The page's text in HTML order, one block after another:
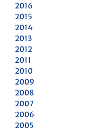
2016
2015
2014
2013
2012
2011
2010
2009
2008
2007
2006
2005